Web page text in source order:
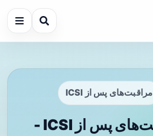
مراقبت‌های پس از ICSI
برچسب: مراقبت‌های پس از ICSI -